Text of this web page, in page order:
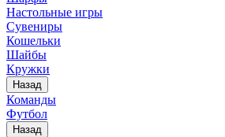
Настольные игры
Сувениры
Кошельки
Шайбы
Кружки
Назад
Команды
Футбол
Назад